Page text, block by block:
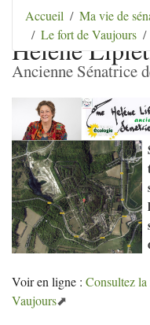
Aller au contenu Aller au
secondaire
| Aller à la
Hélène
Ancienne Sénatrice
Accueil Ma vie de
Le fort de Vaujours
Voir en ligne : Consultez
Vaujours